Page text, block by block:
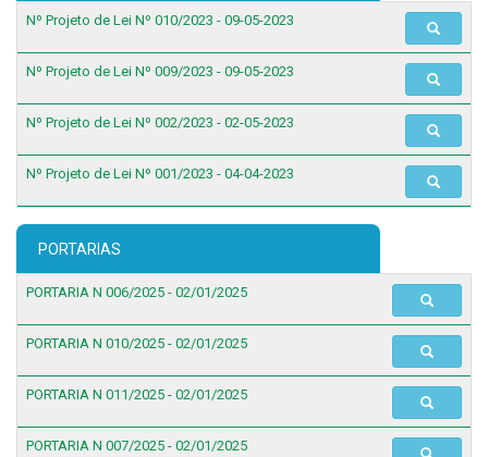
Nº Projeto de Lei Nº 010/2023 - 09-05-2023
Nº Projeto de Lei Nº 009/2023 - 09-05-2023
Nº Projeto de Lei Nº 002/2023 - 02-05-2023
Nº Projeto de Lei Nº 001/2023 - 04-04-2023
PORTARIAS
PORTARIA N 006/2025 - 02/01/2025
PORTARIA N 010/2025 - 02/01/2025
PORTARIA N 011/2025 - 02/01/2025
PORTARIA N 007/2025 - 02/01/2025